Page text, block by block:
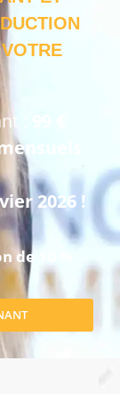
:
2026 !
10 %